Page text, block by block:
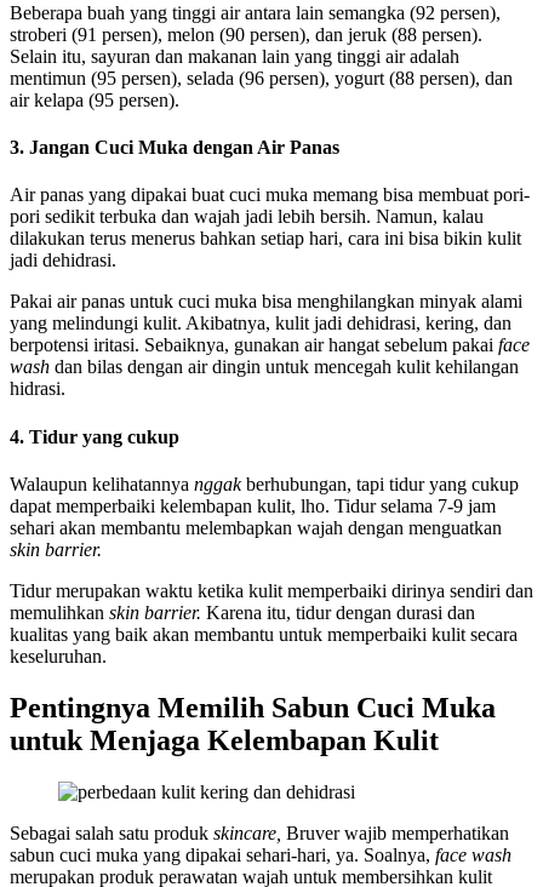
Beberapa buah yang tinggi air antara lain semangka (92 persen),
stroberi (91 persen), melon (90 persen), dan jeruk (88 persen).
Selain itu, sayuran dan makanan lain yang tinggi air adalah
mentimun (95 persen), selada (96 persen), yogurt (88 persen), dan
air kelapa (95 persen).
3. Jangan Cuci Muka dengan Air Panas
Air panas yang dipakai buat cuci muka memang bisa membuat pori-
pori sedikit terbuka dan wajah jadi lebih bersih. Namun, kalau
dilakukan terus menerus bahkan setiap hari, cara ini bisa bikin kulit
jadi dehidrasi.
Pakai air panas untuk cuci muka bisa menghilangkan minyak alami
yang melindungi kulit. Akibatnya, kulit jadi dehidrasi, kering, dan
berpotensi iritasi. Sebaiknya, gunakan air hangat sebelum pakai face
wash dan bilas dengan air dingin untuk mencegah kulit kehilangan
hidrasi.
4. Tidur yang cukup
Walaupun kelihatannya nggakberhubungan, tapi tidur yang cukup
dapat memperbaiki kelembapan kulit, lho. Tidur selama 7-9 jam
sehari akan membantu melembapkan wajah dengan menguatkan
skin barrier.
Tidur merupakan waktu ketika kulit memperbaiki dirinya sendiri dan
memulihkan skin barrier. Karena itu, tidur dengan durasi dan
kualitas yang baik akan membantu untuk memperbaiki kulit secara
keseluruhan.
Pentingnya Memilih Sabun Cuci Muka
untuk Menjaga Kelembapan Kulit
Sebagai salah satu produk skincare, Bruver wajib memperhatikan
sabun cuci muka yang dipakai sehari-hari, ya. Soalnya, face wash
merupakan produk perawatan wajah untuk membersihkan kulit